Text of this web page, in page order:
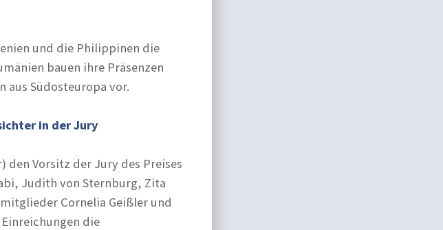
und die Philippinen die
bauen ihre Präsenzen
aus Südosteuropa vor.
in der Jury
den Vorsitz der Jury des Preises
Judith von Sternburg, Zita
Cornelia Geißler und
die